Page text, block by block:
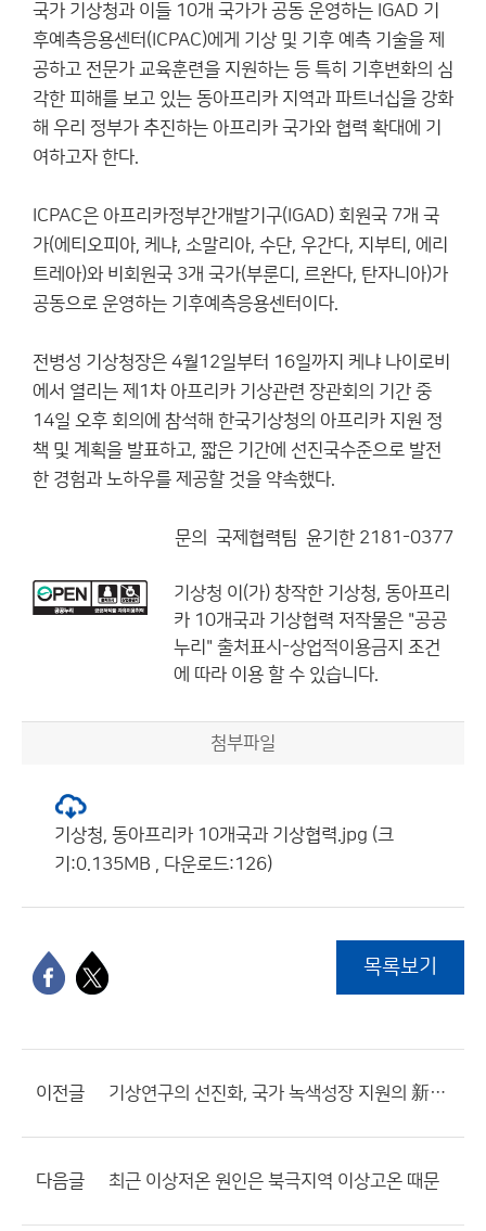
국가 기상청과 이들 10개 국가가 공동 운영하는 IGAD 기
후예측응용센터(ICPAC)에게 기상 및 기후 예측 기술을 제
공하고 전문가 교육훈련을 지원하는 등 특히 기후변화의 심
각한 피해를 보고 있는 동아프리카 지역과 파트너십을 강화
해 우리 정부가 추진하는 아프리카 국가와 협력 확대에 기
여하고자 한다.
ICPAC은 아프리카정부간개발기구(IGAD) 회원국 7개 국
가(에티오피아, 케냐, 소말리아, 수단, 우간다, 지부티, 에리
트레아)와 비회원국 3개 국가(부룬디, 르완다, 탄자니아)가
공동으로 운영하는 기후예측응용센터이다.
전병성 기상청장은 4월12일부터 16일까지 케냐 나이로비
에서 열리는 제1차 아프리카 기상관련 장관회의 기간 중
14일 오후 회의에 참석해 한국기상청의 아프리카 지원 정
책 및 계획을 발표하고, 짧은 기간에 선진국수준으로 발전
한 경험과 노하우를 제공할 것을 약속했다.
문의 국제협력팀 윤기한 2181-0377
기상청 이(가) 창작한 기상청, 동아프리
카 10개국과 기상협력 저작물은 "공공
누리" 출처표시-상업적이용금지 조건
에 따라 이용 할 수 있습니다.
첨부파일
기상청, 동아프리카 10개국과 기상협력.jpg (크
기:0.135MB , 다운로드:126)
목록보기
이전글 기상연구의 선진화, 국가 녹색성장 지원의 新동력이 된다.
다음글 최근 이상저온 원인은 북극지역 이상고온 때문